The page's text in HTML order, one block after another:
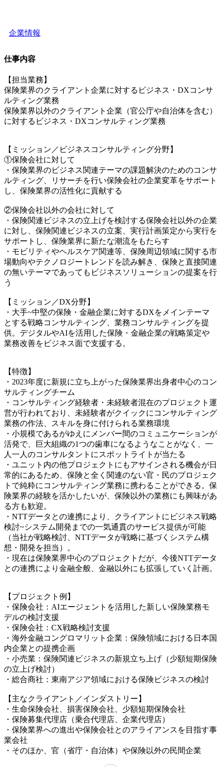
企業情報
仕事内容
【担当業務】
保険業界のクライアント企業に対するビジネス・DXコンサ
ルティング業務
保険業界以外のクライアント企業（官公庁や自治体を含む）
に対するビジネス・DXコンサルティング業務
【ミッション／ビジネスコンサルティング分野】
①保険会社に対して
・保険業界のビジネス関連テーマの課題解決のためのコンサ
ルティング、リサーチを行い保険会社の企業変革をサポート
し、保険業界の活性化に貢献する
②保険会社以外の会社に対して
・保険関連ビジネスの立上げを検討する保険会社以外の企業
に対し、保険関連ビジネスの立案、実行計画策定から実行を
サポートし、保険業界に新たな潮流をもたらす
・モビリティやヘルスケア関連等、保険周辺領域に関する市
場動向やテクノロジートレンドを読み解き、保険と直接関連
の無いテーマであってもビジネスソリューションの提案を行
う
【ミッション／DX分野】
・大手~中堅の保険・金融企業に対するDXをメインテーマ
とする戦略コンサルティング、業務コンサルティングを提
供。デジタルやAIを活用した保険・金融企業の戦略策定や
業務改善をビジネス面で支援する。
【特徴】
・2023年度に新規に立ち上がった保険業界出身者中心のコン
サルティングチーム
・コンサルティング経験者・未経験者混在のプロジェクト運
営が行われており、未経験者がクイックにコンサルティング
業務の作法、スキルを身に付けられる業務環境
・小規模であるがゆえにメンバー間のコミュニケーションが
活発で、巨大組織の1つの歯車になるようなことがなく、一
人一人のコンサルタントにスポットライトが当たる
・ユニット内の他プロジェクトにもアサインされる機会が日
常的にあるため、保険と全く関連のない官・民のプロジェク
トで純粋にコンサルティング業務に携わることができる。保
険業界の経験を活かしたいが、保険以外の業務にも興味があ
る方も歓迎。
・NTTデータとの連携により、クライアントにビジネス戦略
検討~システム開発までの一気通貫のサービス提供が可能
（当社が戦略検討、NTTデータが戦略に基づくシステム構
想・開発を担当）。
・現在は保険業界中心のプロジェクトだが、今後NTTデータ
との連携により金融全般、金融以外にも拡張していく計画。
【プロジェクト例】
・保険会社：AIエージェントを活用した新しい保険業務モ
デルの検討支援
・保険会社：CX戦略検討支援
・海外金融コングロマリット企業：保険領域における日本国
内企業との提携企画
・小売業：保険関連ビジネスの新規立ち上げ（少額短期保険
の立上げ検討）
・総合商社：東南アジア領域における保険ビジネスの検討
【主なクライアント／インダストリー】
・生命保険会社、損害保険会社、少額短期保険会社
・保険募集代理店（乗合代理店、企業代理店）
・保険業界への進出や保険会社とのアライアンスを目指す事
業会社
・そのほか、官（省庁・自治体）や保険以外の民間企業